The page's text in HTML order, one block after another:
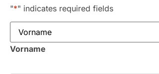
"*" indicates required fields
Name*
Vorname